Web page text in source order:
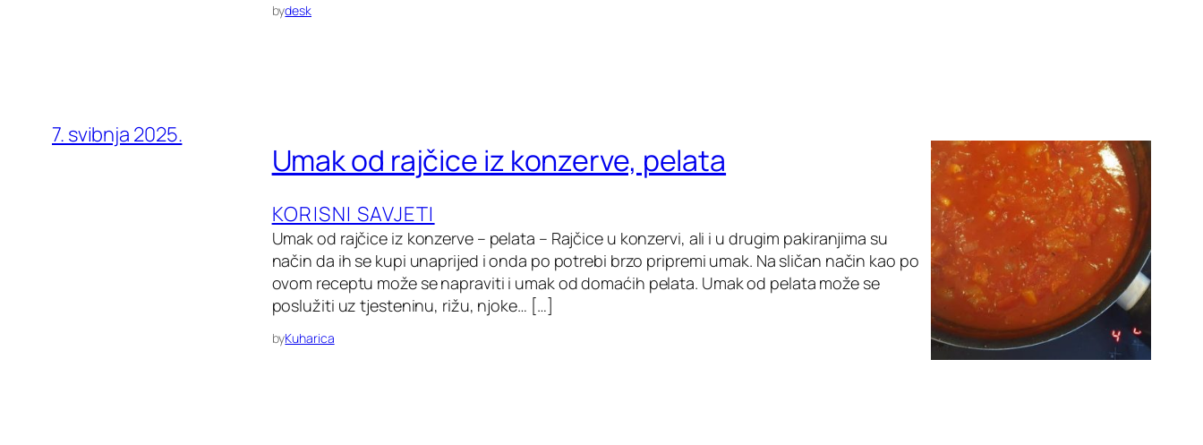
bydesk
7. svibnja 2025.
Umak od rajčice iz konzerve, pelata
KORISNI SAVJETI
Umak od rajčice iz konzerve – pelata – Rajčice u konzervi, ali i u drugim pakiranjima su
način da ih se kupi unaprijed i onda po potrebi brzo pripremi umak. Na sličan način kao po
ovom receptu može se napraviti i umak od domaćih pelata. Umak od pelata može se
poslužiti uz tjesteninu, rižu, njoke… […]
byKuharica